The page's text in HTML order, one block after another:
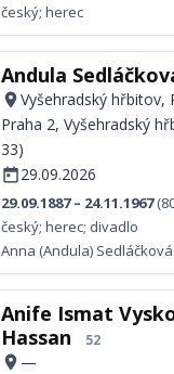
český; herec
Andula
Vyšehradský hřbitov,
Praha 2, Vyšehradský
33)
29.09.2026
29.09.1887 – 24.11.1967
český; herec; divadlo
Anna (Andula) Sedláčková
Anife Ismat
Hassan
52
—